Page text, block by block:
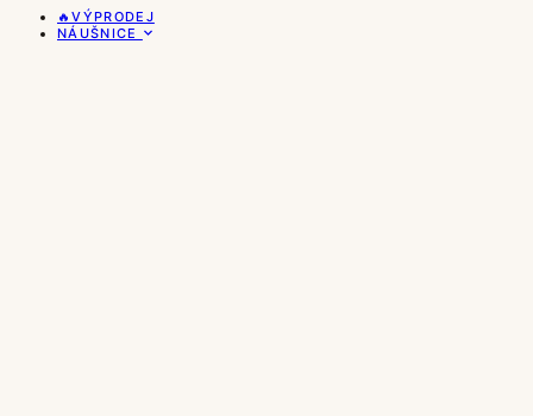
🔥VÝPRODEJ
NÁUŠNICE